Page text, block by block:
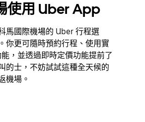
使用 Uber App
馬國際機場的 Uber 行程選
你更可隨時預約行程、使用實
，並透過即時定價功能提前了
的士，不妨試試這種全天候的
機場。